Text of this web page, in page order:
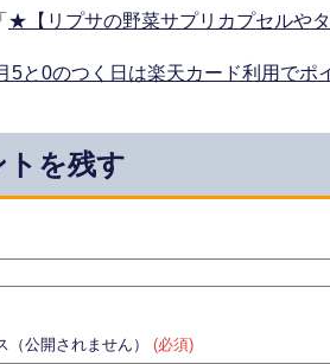
「 ★【リプサの野菜サプリカプセルや
5と0のつく日は楽天カード利用でポ
トを残す
（公開されません） (必須)